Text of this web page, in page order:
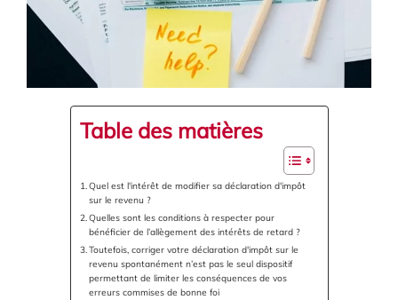
Table des matières
Quel est l'intérêt de modifier sa déclaration d'impôt
sur le revenu ?
Quelles sont les conditions à respecter pour
bénéficier de l’allègement des intérêts de retard ?
Toutefois, corriger votre déclaration d'impôt sur le
revenu spontanément n’est pas le seul dispositif
permettant de limiter les conséquences de vos
erreurs commises de bonne foi